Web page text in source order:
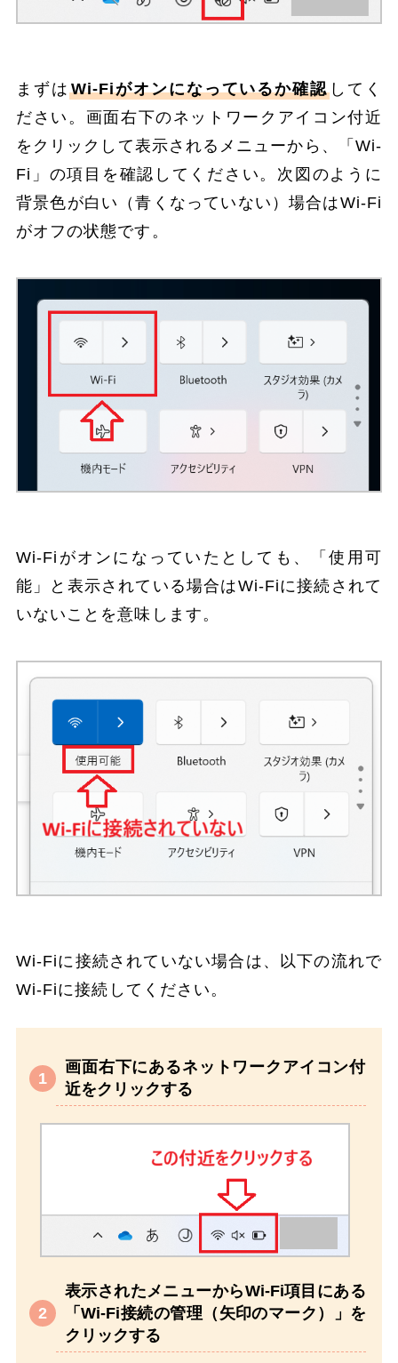
まずは Wi-Fiがオンになっているか確認 してく
ださい。画面右下のネットワークアイコン付近
をクリックして表示されるメニューから、「Wi-
Fi」の項目を確認してください。次図のように
背景色が白い（青くなっていない）場合はWi-Fi
がオフの状態です。
Wi-Fiがオンになっていたとしても、「使用可
能」と表示されている場合はWi-Fiに接続されて
いないことを意味します。
Wi-Fiに接続されていない場合は、以下の流れで
Wi-Fiに接続してください。
画面右下にあるネットワークアイコン付
近をクリックする
表示されたメニューからWi-Fi項目にある
「Wi-Fi接続の管理（矢印のマーク）」を
クリックする